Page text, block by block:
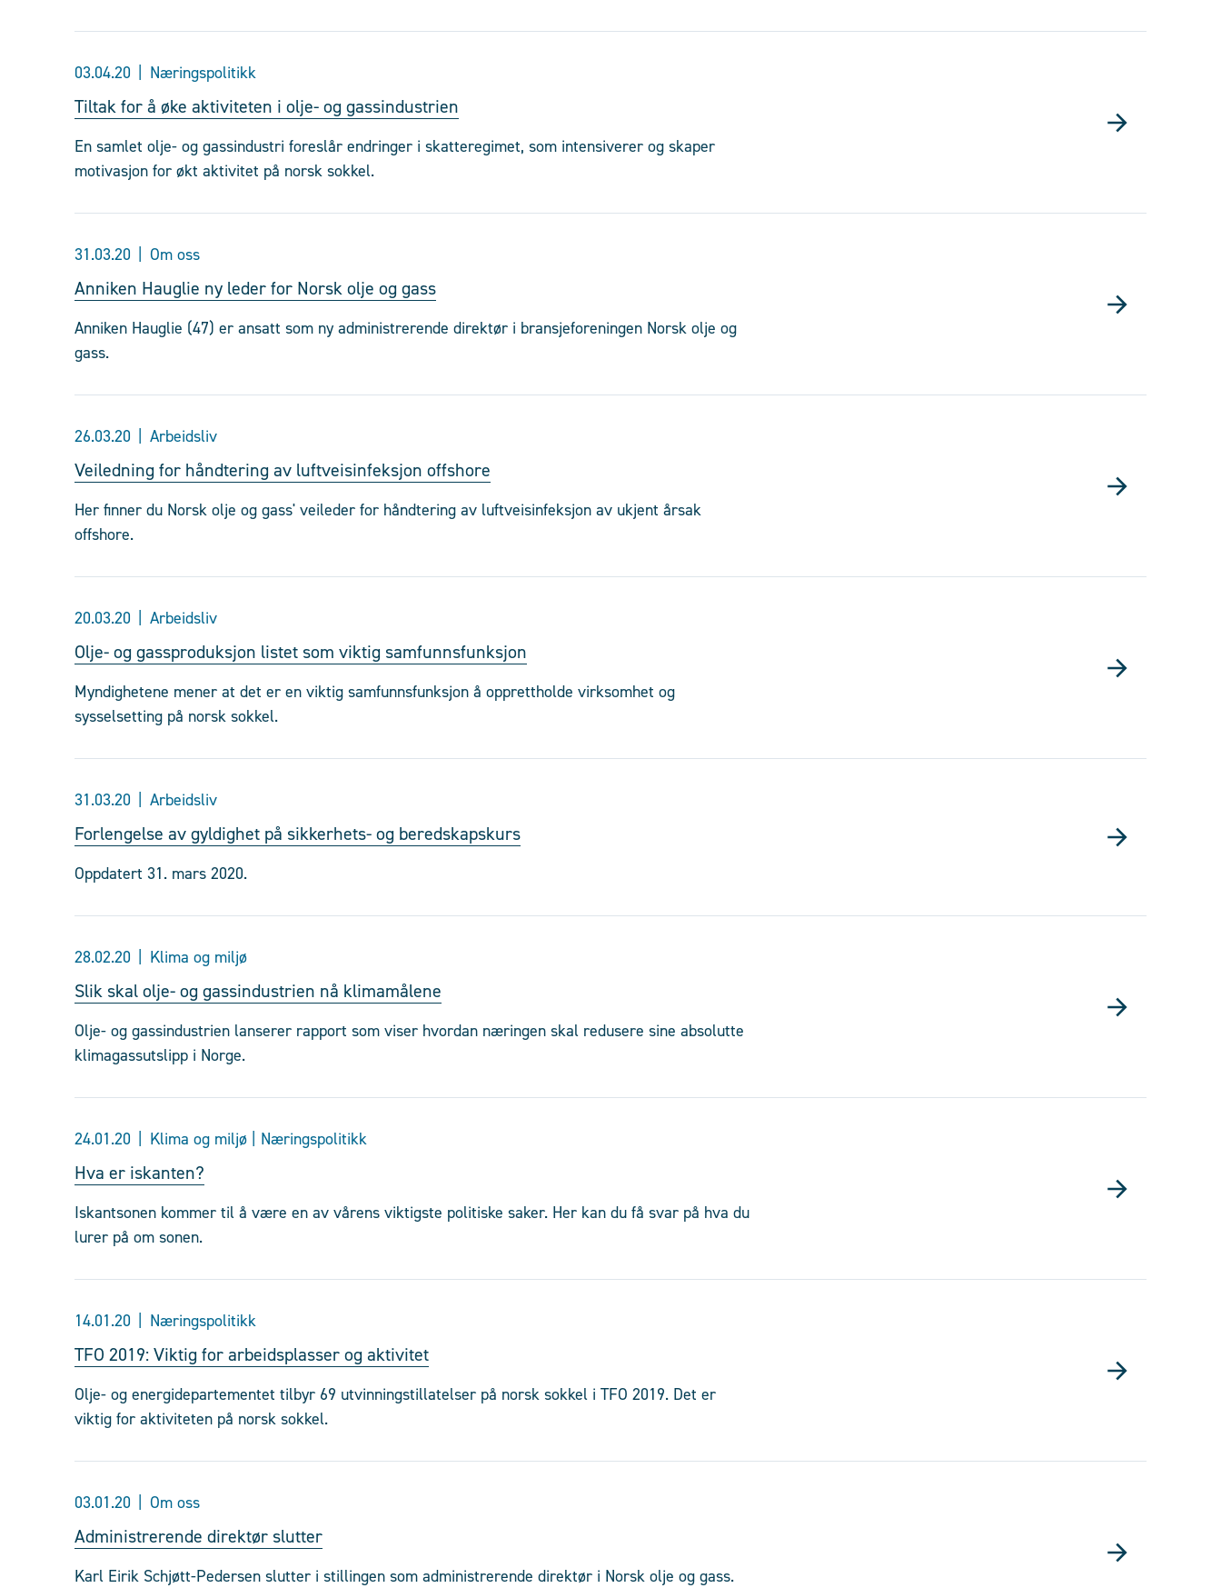
03.04.20 Næringspolitikk
Tiltak for å øke aktiviteten i olje- og gassindustrien
En samlet olje- og gassindustri foreslår endringer i skatteregimet, som intensiverer og skaper
motivasjon for økt aktivitet på norsk sokkel.
31.03.20 Om oss
Anniken Hauglie ny leder for Norsk olje og gass
Anniken Hauglie (47) er ansatt som ny administrerende direktør i bransjeforeningen Norsk olje og
gass.
26.03.20 Arbeidsliv
Veiledning for håndtering av luftveisinfeksjon offshore
Her finner du Norsk olje og gass' veileder for håndtering av luftveisinfeksjon av ukjent årsak
offshore.
20.03.20 Arbeidsliv
Olje- og gassproduksjon listet som viktig samfunnsfunksjon
Myndighetene mener at det er en viktig samfunnsfunksjon å opprettholde virksomhet og
sysselsetting på norsk sokkel.
31.03.20 Arbeidsliv
Forlengelse av gyldighet på sikkerhets- og beredskapskurs
Oppdatert 31. mars 2020.
28.02.20 Klima og miljø
Slik skal olje- og gassindustrien nå klimamålene
Olje- og gassindustrien lanserer rapport som viser hvordan næringen skal redusere sine absolutte
klimagassutslipp i Norge.
24.01.20 Klima og miljø | Næringspolitikk
Hva er iskanten?
Iskantsonen kommer til å være en av vårens viktigste politiske saker. Her kan du få svar på hva du
lurer på om sonen.
14.01.20 Næringspolitikk
TFO 2019: Viktig for arbeidsplasser og aktivitet
Olje- og energidepartementet tilbyr 69 utvinningstillatelser på norsk sokkel i TFO 2019. Det er
viktig for aktiviteten på norsk sokkel.
03.01.20 Om oss
Administrerende direktør slutter
Karl Eirik Schjøtt-Pedersen slutter i stillingen som administrerende direktør i Norsk olje og gass.